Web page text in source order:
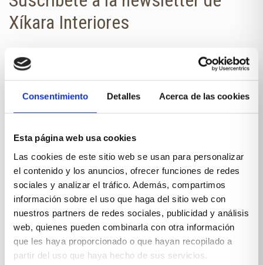
Consentimiento Detalles Acerca de las cookies
Esta página web usa cookies
Las cookies de este sitio web se usan para personalizar
el contenido y los anuncios, ofrecer funciones de redes
sociales y analizar el tráfico. Además, compartimos
información sobre el uso que haga del sitio web con
nuestros partners de redes sociales, publicidad y análisis
web, quienes pueden combinarla con otra información
que les haya proporcionado o que hayan recopilado a
partir del uso que haya hecho de sus servicios.
Xíkara Interiores
¿Quieres estar al día de todas las
novedades?
tu correo.
NOMBRE
E-MAIL